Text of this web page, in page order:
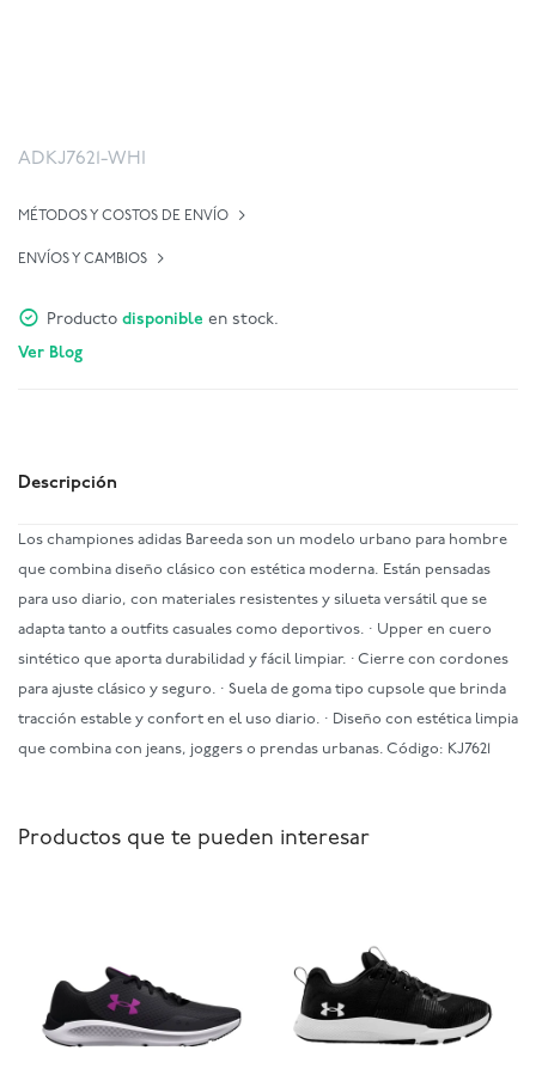
ADKJ7621-WHI
MÉTODOS Y COSTOS DE ENVÍO
ENVÍOS Y CAMBIOS
Producto disponible en stock.
Ver Blog
Descripción
Los championes adidas Bareeda son un modelo urbano para hombre
que combina diseño clásico con estética moderna. Están pensadas
para uso diario, con materiales resistentes y silueta versátil que se
adapta tanto a outfits casuales como deportivos. · Upper en cuero
sintético que aporta durabilidad y fácil limpiar. · Cierre con cordones
para ajuste clásico y seguro. · Suela de goma tipo cupsole que brinda
tracción estable y confort en el uso diario. · Diseño con estética limpia
que combina con jeans, joggers o prendas urbanas. Código: KJ7621
Productos que te pueden interesar